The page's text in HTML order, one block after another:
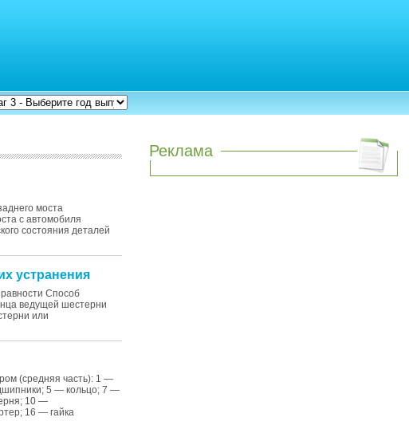
моста
с автомобиля
состояния деталей
устранения
Способ
ведущей шестерни
или
(средняя часть): 1 —
5 — кольцо; 7 —
10 —
16 — гайка
Реклама